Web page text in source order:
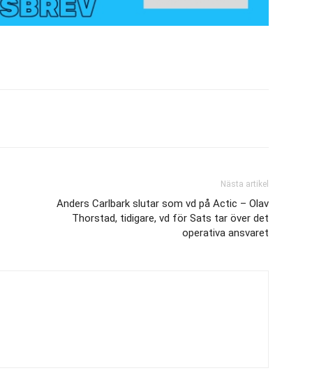
Nästa artikel
Anders Carlbark slutar som vd på Actic – Olav
Thorstad, tidigare, vd för Sats tar över det
operativa ansvaret